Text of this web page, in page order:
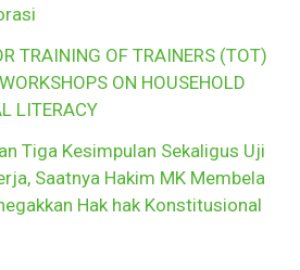
TRAINING OF TRAINERS (TOT)
ON HOUSEHOLD
LITERACY
Tiga Kesimpulan Sekaligus Uji
Saatnya Hakim MK Membela
Hak hak Konstitusional